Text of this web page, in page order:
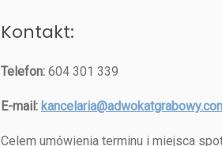
Kontakt:
Telefon: 604 301 339
E-mail:
Celem umówienia terminu i miejsca